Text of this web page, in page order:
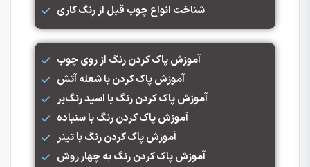
شناخت انواع چوب قبل از رنگ کاری
آموزش پاک کردن رنگ از روی چوب
آموزش پاک کردن با شعله آتش
آموزش پاک کردن رنگ با اسید رنگ‌بر
آموزش پاک کردن رنگ با سنباده
آموزش پاک کردن رنگ با تینر
آموزش پاک کردن رنگ به چهار روش